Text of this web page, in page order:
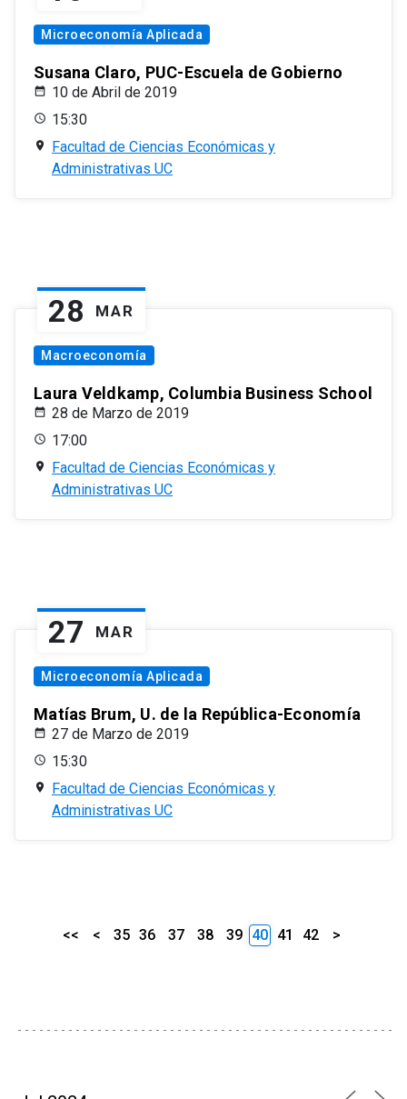
Microeconomía Aplicada
Susana Claro, PUC-Escuela de Gobierno
10 de Abril de 2019
15:30
Facultad de Ciencias Económicas y
Administrativas UC
28 MAR
Macroeconomía
Laura Veldkamp, Columbia Business School
28 de Marzo de 2019
17:00
Facultad de Ciencias Económicas y
Administrativas UC
27 MAR
Microeconomía Aplicada
Matías Brum, U. de la República-Economía
27 de Marzo de 2019
15:30
Facultad de Ciencias Económicas y
Administrativas UC
<< < 35 36 37 38 39 40 41 42 >